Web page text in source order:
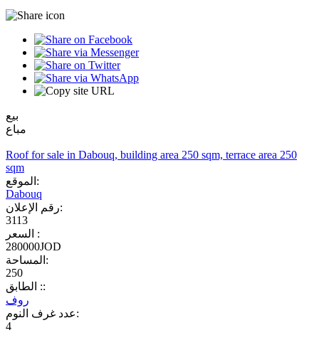
بيع
مباع
Roof for sale in Dabouq, building area 250 sqm, terrace area 250
sqm
الموقع:
Dabouq
رقم الإعلان:
3113
السعر :
280000JOD
المساحة:
250
الطابق ::
روف
عدد غرف النوم:
4